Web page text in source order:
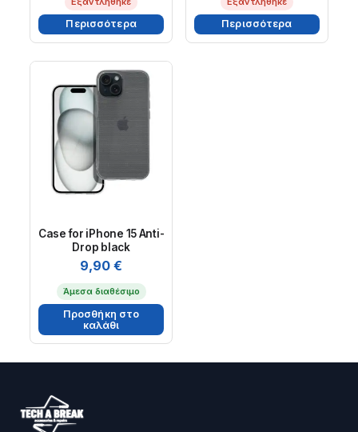
Περισσότερα Περισσότερα
Case for iPhone 15 Anti-
Drop black
9,90€
Άμεσα διαθέσιμο
Προσθήκη στο
καλάθι